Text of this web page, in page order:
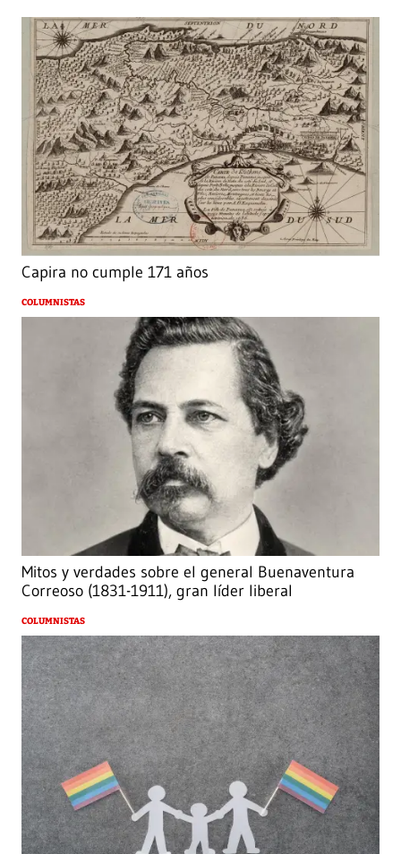
Capira no cumple 171 años
COLUMNISTAS
Mitos y verdades sobre el general Buenaventura
Correoso (1831-1911), gran líder liberal
COLUMNISTAS